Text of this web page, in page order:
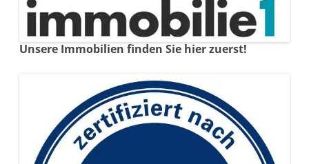
Unsere Immobilien finden Sie hier zuerst!